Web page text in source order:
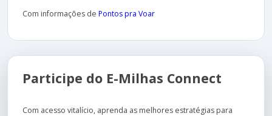
Com informações de Pontos pra Voar
Participe do E-Milhas Connect
Com acesso vitalício, aprenda as melhores estratégias para